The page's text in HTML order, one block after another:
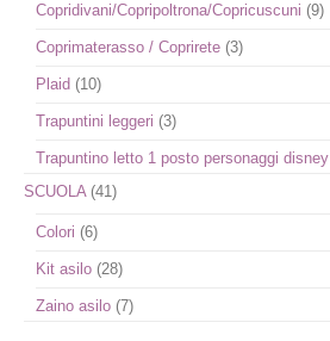
Copridivani/Copripoltrona/Copricuscuni (9)
Coprimaterasso / Coprirete (3)
Plaid (10)
Trapuntini leggeri (3)
Trapuntino letto 1 posto personaggi disney
SCUOLA (41)
Colori (6)
Kit asilo (28)
Zaino asilo (7)